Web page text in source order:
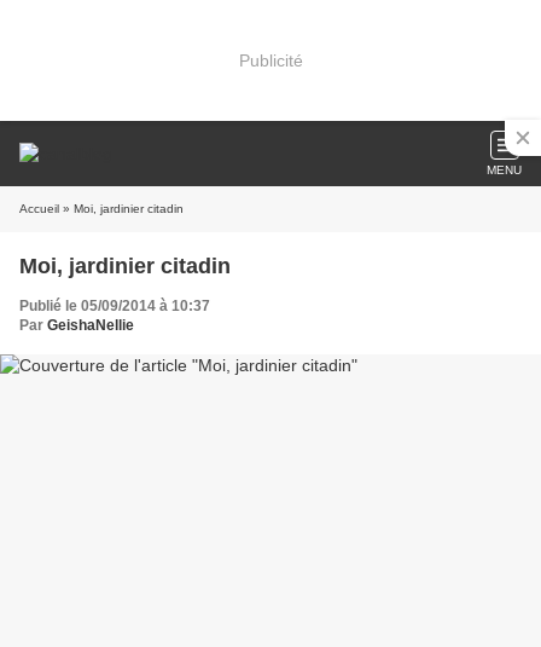
Publicité
MENU
Accueil » Moi, jardinier citadin
Moi, jardinier citadin
Publié le 05/09/2014 à 10:37
Par GeishaNellie